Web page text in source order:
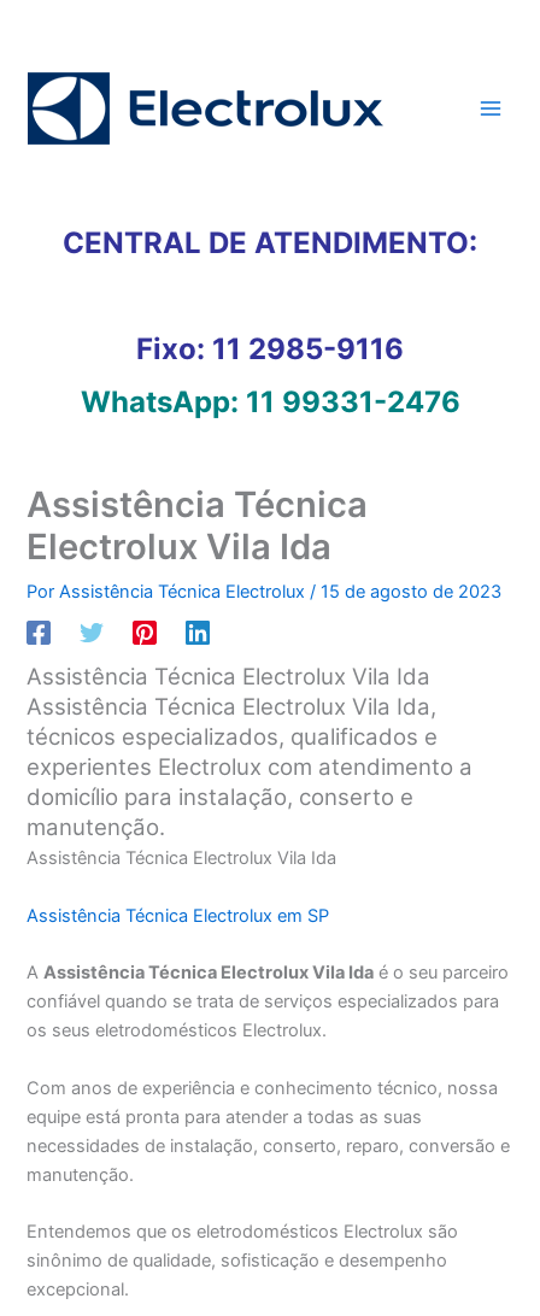
conteúdo
CENTRAL DE ATENDIMENTO:
Fixo: 11 2985-9116
WhatsApp: 11 99331-2476
Assistência Técnica
Electrolux Vila Ida
PorAssistência Técnica Electrolux/15 de agosto de 2023
Assistência Técnica Electrolux Vila Ida
Assistência Técnica Electrolux Vila Ida,
técnicos especializados, qualificados e
experientes Electrolux com atendimento a
domicílio para instalação, conserto e
manutenção.
Assistência Técnica Electrolux Vila Ida
Assistência Técnica Electrolux em SP
AAssistência Técnica Electrolux Vila Ida é o seu parceiro
confiável quando se trata de serviços especializados para
os seus eletrodomésticos Electrolux.
Com anos de experiência e conhecimento técnico, nossa
equipe está pronta para atender a todas as suas
necessidades de instalação, conserto, reparo, conversão e
manutenção.
Entendemos que os eletrodomésticos Electrolux são
sinônimo de qualidade, sofisticação e desempenho
excepcional.